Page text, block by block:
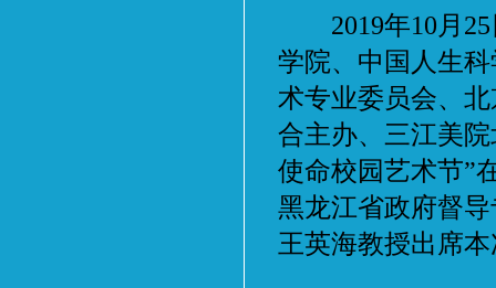
2019年10月25
学院、中国人生
术专业委员会、
合主办、三江美
使命校园艺术节”
黑龙江省政府督
王英海教授出席